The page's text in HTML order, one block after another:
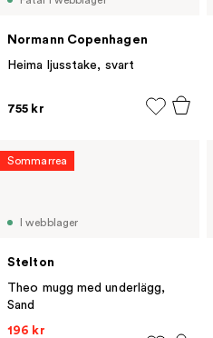
Normann Copenhagen
Heima ljusstake, svart
755 kr
I webblager
Stelton
Theo mugg med underlägg,
Sand
196 kr
Sommarrea